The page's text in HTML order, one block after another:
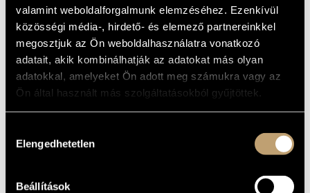
valamint weboldalforgalmunk elemzéséhez. Ezenkívül
közösségi média-, hirdető- és elemező partnereinkkel
megosztjuk az Ön weboldalhasználatra vonatkozó
adatait, akik kombinálhatják az adatokat más olyan
adatokkal, amelyeket Ön adott meg számukra vagy az
Ön által használt más szolgáltatásokból gyűjtöttek.
kiválasztása
Elengedhetetlen
Beállítások
Kocsár, Miklós(1933-2019)
Kósa, György
(1897-1984)
Kurtág, György
(1926)
Lavotta, János(1764-1820)
Lendvay, Kamilló(1928)
Maros, Rudolf(1917-1982)
Mihalovich, Ödön(1842-1929)
Mosonyi, Mihály(1815-1870)
Petrovics, Emil
(1930-2011)
Pongrácz, Zoltán
Sári, József
(1935)